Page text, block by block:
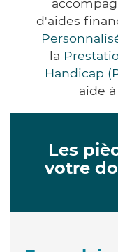
d'aides
la
Handicap
aide
Les
votre